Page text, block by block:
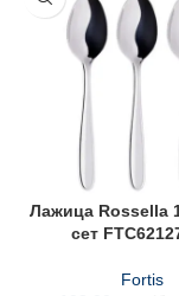
Лажица Rossella
сет
Fortis